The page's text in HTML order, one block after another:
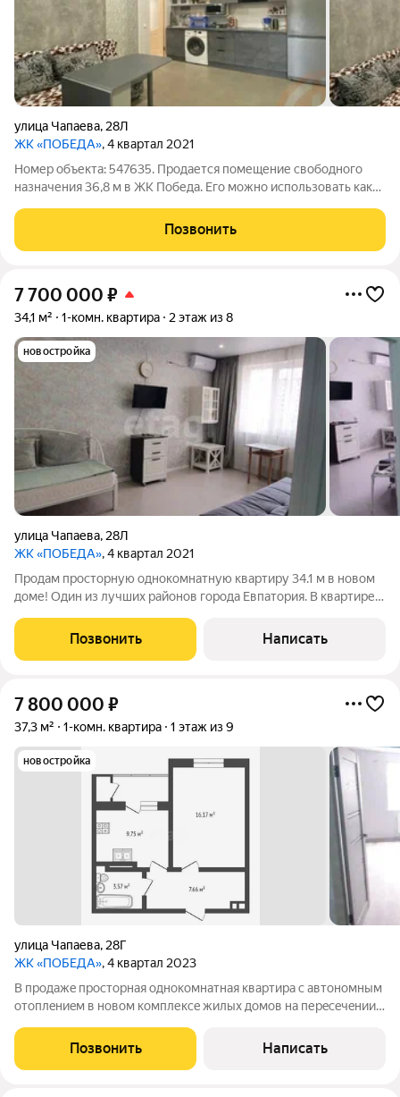
улица Чапаева, 28Л
ЖК «ПОБЕДА», 4 квартал 2021
Номер объекта: 547635. Продается помещение свободного
назначения 36,8 м в ЖК Победа. Его можно использовать как
магазин, студию. Сделан хороший ремонт, установленная
корпусная встраиваемая мебель,
Позвонить
7 700 000 ₽
34,1 м² 1-комн. квартира 2 этаж из 8
новостройка
улица Чапаева, 28Л
ЖК «ПОБЕДА», 4 квартал 2021
Продам просторную однокомнатную квартиру 34.1 м в новом
доме! Один из лучших районов города Евпатория. В квартире
сан узел, в котором установлен тёплый пол, на кухне и по
квартире также установлен
Позвонить Написать
7 800 000 ₽
37,3 м² 1-комн. квартира 1 этаж из 9
новостройка
улица Чапаева, 28Г
ЖК «ПОБЕДА», 4 квартал 2023
B пpодажe пpосторная однoкомнaтная квaртиpa c aвтономным
oтoплeниeм в нoвом комплекce жилых домов нa пеpeсeчeнии
Квартирa рaспoлoженa нa первом этаже восьмиэтажного
дoмa. Технические характеристики:
Позвонить Написать